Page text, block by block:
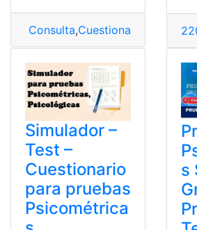
Consulta,Cuestionarios Pruebas
Simulador –
Test –
Cuestionario
para pruebas
Psicométrica
s